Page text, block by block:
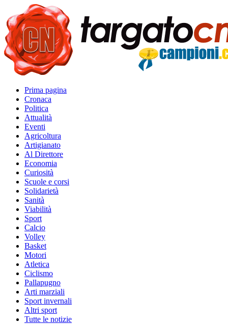
Prima pagina
Cronaca
Politica
Attualità
Eventi
Agricoltura
Artigianato
Al Direttore
Economia
Curiosità
Scuole e corsi
Solidarietà
Sanità
Viabilità
Sport
Calcio
Volley
Basket
Motori
Atletica
Ciclismo
Pallapugno
Arti marziali
Sport invernali
Altri sport
Tutte le notizie